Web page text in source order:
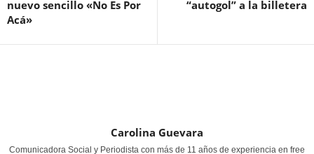
nuevo sencillo «No Es Por
Acá»
“autogol” a la billetera
Carolina Guevara
Comunicadora Social y Periodista con más de 11 años de experiencia en free